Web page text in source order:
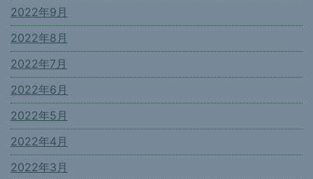
2022年9月
2022年8月
2022年7月
2022年6月
2022年5月
2022年4月
2022年3月